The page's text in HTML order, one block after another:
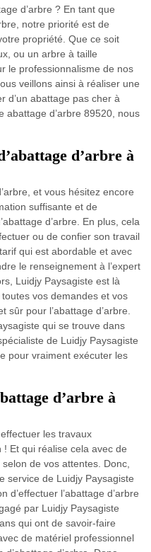
d’arbre ? En tant que
notre priorité est de
propriété. Que ce soit
ou un arbre à taille
le professionnalisme de nos
veillons ainsi à réaliser une
d’un abattage pas cher à
abattage d’arbre 89520, nous
d’arbre à
et vous hésitez encore
suffisante et de
d’arbre. En plus, cela
ou de confier son travail
qui est abordable et avec
le renseignement à l’expert
Luidjy Paysagiste est là
vos demandes et vos
sûr pour l’abattage d’arbre.
qui se trouve dans
de Luidjy Paysagiste
pour vraiment exécuter les
d’arbre à
les travaux
! Et qui réalise cela avec de
de vos attentes. Donc,
service de Luidjy Paysagiste
d’effectuer l’abattage d’arbre
par Luidjy Paysagiste
qui ont de savoir-faire
de matériel professionnel